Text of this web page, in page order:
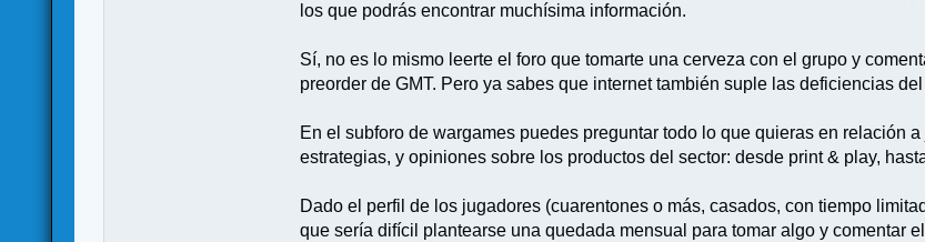
los que podrás encontrar muchísima información.
Sí, no es lo mismo leerte el foro que tomarte una cerveza con el grupo y
preorder de GMT. Pero ya sabes que internet también suple las deficiencias
En el subforo de wargames puedes preguntar todo lo que quieras en relación
estrategias, y opiniones sobre los productos del sector: desde print & play,
Dado el perfil de los jugadores (cuarentones o más, casados, con tiempo
que sería difícil plantearse una quedada mensual para tomar algo y comentar